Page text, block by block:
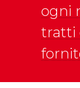
ogni
tratti